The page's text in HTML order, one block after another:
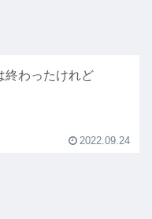
終わったけれど
2022.09.24